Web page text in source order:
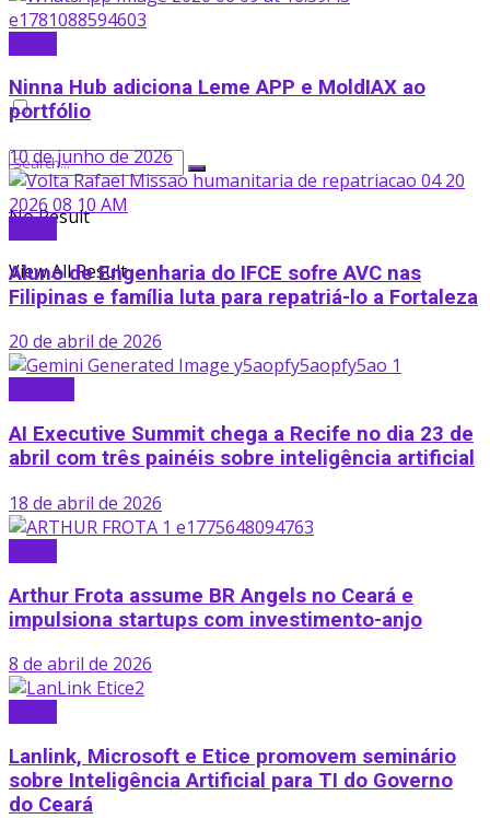
Ofertas
No Result
View All Result
Ninna Hub adiciona Leme APP e MoldIAX ao
portfólio
10 de junho de 2026
Aluno de Engenharia do IFCE sofre AVC nas
Filipinas e família luta para repatriá-lo a Fortaleza
20 de abril de 2026
AI Executive Summit chega a Recife no dia 23 de
abril com três painéis sobre inteligência artificial
18 de abril de 2026
Arthur Frota assume BR Angels no Ceará e
impulsiona startups com investimento-anjo
8 de abril de 2026
Lanlink, Microsoft e Etice promovem seminário
sobre Inteligência Artificial para TI do Governo
do Ceará